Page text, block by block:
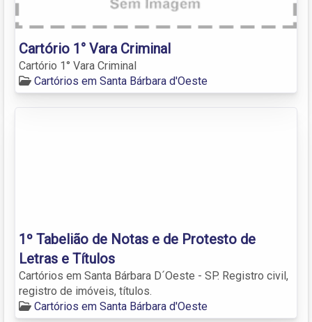
Cartório 1° Vara Criminal
Cartório 1° Vara Criminal
Cartórios em Santa Bárbara d'Oeste
1º Tabelião de Notas e de Protesto de
Letras e Títulos
Cartórios em Santa Bárbara D´Oeste - SP. Registro civil,
registro de imóveis, títulos.
Cartórios em Santa Bárbara d'Oeste